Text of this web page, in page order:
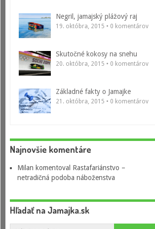
Negril, jamajský plážový raj
19. októbra, 2015 • 0 komentárov
Skutočné kokosy na snehu
20. októbra, 2015 • 0 komentárov
Základné fakty o Jamajke
21. októbra, 2015 • 0 komentárov
Najnovšie komentáre
Milan komentoval Rastafariánstvo –
netradičná podoba náboženstva
Hľadať na Jamajka.sk